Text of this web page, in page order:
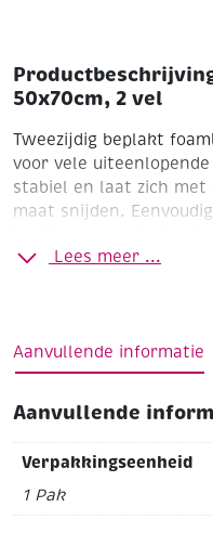
50x70cm, 2 vel
Tweezijdig beplakt
voor vele
stabiel en laat zich met
maat snijden.
enz.
Lees meer ...
Aanvullende informatie
Aanvullende
Verpakkingseenheid
1 Pak